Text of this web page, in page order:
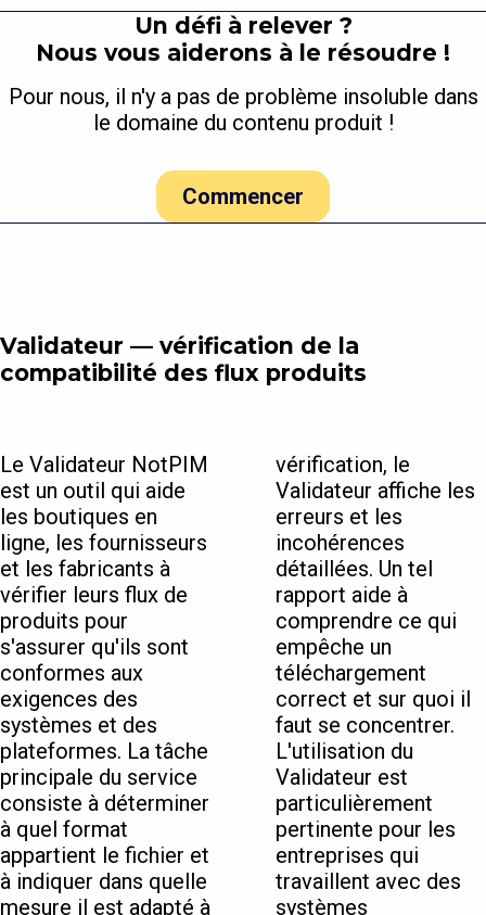
Un défi à relever ?
Nous vous aiderons à le résoudre !
Pour nous, il n'y a pas de problème insoluble dans
le domaine du contenu produit !
Commencer
Validateur — vérification de la
compatibilité des flux produits
Le Validateur NotPIM
est un outil qui aide
les boutiques en
ligne, les fournisseurs
et les fabricants à
vérifier leurs flux de
produits pour
s'assurer qu'ils sont
conformes aux
exigences des
systèmes et des
plateformes. La tâche
principale du service
consiste à déterminer
à quel format
appartient le fichier et
à indiquer dans quelle
mesure il est adapté à
vérification, le
Validateur affiche les
erreurs et les
incohérences
détaillées. Un tel
rapport aide à
comprendre ce qui
empêche un
téléchargement
correct et sur quoi il
faut se concentrer.
L'utilisation du
Validateur est
particulièrement
pertinente pour les
entreprises qui
travaillent avec des
systèmes